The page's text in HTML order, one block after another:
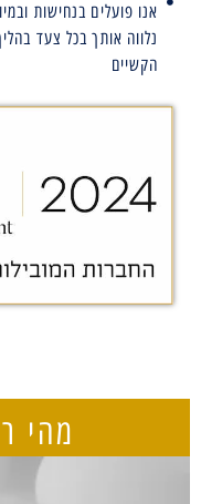
אנו פועלים בנחישות
נלווה אותך בכל צעד
הקשיים
מהי